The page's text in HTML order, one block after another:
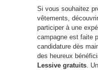
Si vous souhaitez
vêtements,
participer à une
campagne est faite
candidature dès
des heureux
Lessive gratuits .